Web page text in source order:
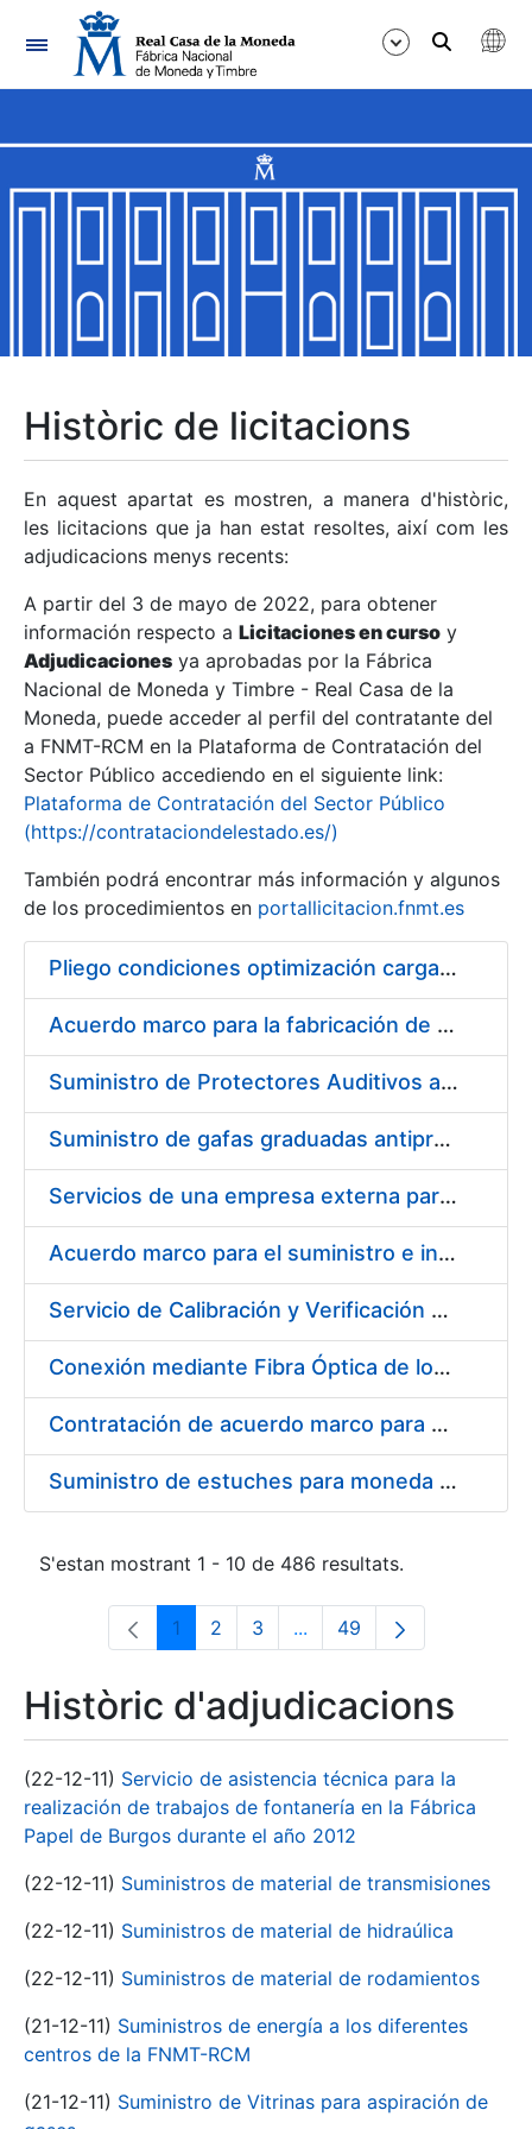
Navegació
Mostra/Amaga
Mostra/Amaga
Mostra/Amaga
Mostra/Amaga
Mostra/Amaga
Mostra/Amaga
Històric de licitacions
En aquest apartat es mostren, a manera d'històric,
les licitacions que ja han estat resoltes, així com les
adjudicacions menys recents:
A partir del 3 de mayo de 2022, para obtener
información respecto a Licitaciones en curso y
Adjudicaciones ya aprobadas por la Fábrica
Nacional de Moneda y Timbre - Real Casa de la
Moneda, puede acceder al perfil del contratante del
a FNMT-RCM en la Plataforma de Contratación del
Sector Público accediendo en el siguiente link:
Plataforma de Contratación del Sector Público
(https://contrataciondelestado.es/)
También podrá encontrar más información y algunos
de los procedimientos en portallicitacion.fnmt.es
Pliego condiciones optimización cargas compras firmado
Acuerdo marco para la fabricación de piezas
Suministro de Protectores Auditivos a medida para las personas trabajadoras de los Centros de Trabajo de Madrid y Burgos
Suministro de gafas graduadas antiproyecciones para los trabajadores de la FNMT-RCM en los centros de trabajo de Madrid y Burgos
Servicios de una empresa externa para el asesoramiento y resolución de los recursos de alzada que se presentan relacionados con procesos de selección para la FNMT-RCM
Acuerdo marco para el suministro e instalación de persianas, estores y otros complementos
Servicio de Calibración y Verificación Externa de los Equipos de Medición del Servicio de Prevención de la FNMT-RCM
Conexión mediante Fibra Óptica de los Centros de Proceso de Datos (CPDs) de las sedes de la FNMT-RCM de Burgos y Madrid
Contratación de acuerdo marco para el Suministro de Material de Electricidad para la Fábrica Nacional de Moneda y Timbre-Real Casa de la Moneda en su centro de trabajo de Burgos
Suministro de estuches para moneda de 30 €
S'estan mostrant 1 - 10 de 486 resultats.
Pàgina
1 Pàgina
2 Pàgina
3 ...Pàgines intermèdies
Pàgina
49
Històric d'adjudicacions
(22-12-11) Servicio de asistencia técnica para la
realización de trabajos de fontanería en la Fábrica
Papel de Burgos durante el año 2012
(22-12-11) Suministros de material de transmisiones
(22-12-11) Suministros de material de hidraúlica
(22-12-11) Suministros de material de rodamientos
(21-12-11) Suministros de energía a los diferentes
centros de la FNMT-RCM
(21-12-11) Suministro de Vitrinas para aspiración de